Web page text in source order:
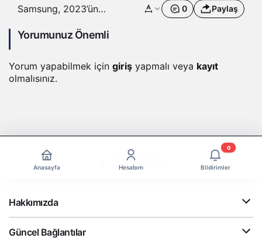
Samsung, 2023’ün
kayıplarını azaltmak
ediyor
0 Paylaş
Yorumunuz Önemli
Yorum yapabilmek için giriş yapmalı veya kayıt
olmalısınız.
Anasayfa Hesabım Bildirimler
0
Hakkımızda
Güncel Bağlantılar